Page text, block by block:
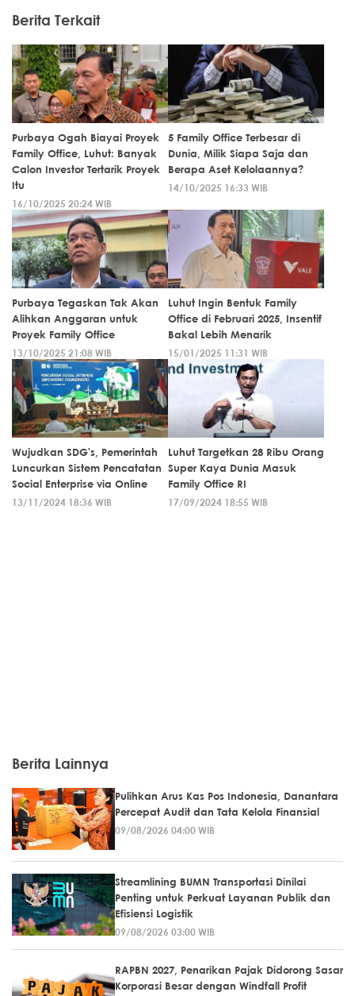
Berita Terkait
Purbaya Ogah Biayai Proyek
Family Office, Luhut: Banyak
Calon Investor Tertarik Proyek
Itu
16/10/2025 20:24 WIB
5 Family Office Terbesar di
Dunia, Milik Siapa Saja dan
Berapa Aset Kelolaannya?
14/10/2025 16:33 WIB
Purbaya Tegaskan Tak Akan
Alihkan Anggaran untuk
Proyek Family Office
13/10/2025 21:08 WIB
Luhut Ingin Bentuk Family
Office di Februari 2025, Insentif
Bakal Lebih Menarik
15/01/2025 11:31 WIB
Wujudkan SDG's, Pemerintah
Luncurkan Sistem Pencatatan
Social Enterprise via Online
13/11/2024 18:36 WIB
Luhut Targetkan 28 Ribu Orang
Super Kaya Dunia Masuk
Family Office RI
17/09/2024 18:55 WIB
Berita Lainnya
Pulihkan Arus Kas Pos Indonesia, Danantara
Percepat Audit dan Tata Kelola Finansial
09/08/2026 04:00 WIB
Streamlining BUMN Transportasi Dinilai
Penting untuk Perkuat Layanan Publik dan
Efisiensi Logistik
09/08/2026 03:00 WIB
RAPBN 2027, Penarikan Pajak Didorong Sasar
Korporasi Besar dengan Windfall Profit